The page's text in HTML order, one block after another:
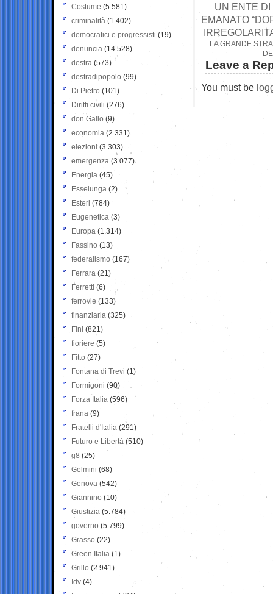
UN ENTE DI
EMANATO
LA GRANDE
Leave a
You must be
Costume (5.581)
criminalità (1.402)
democratici e progressisti (19)
denuncia (14.528)
destra (573)
destradipopolo (99)
Di Pietro (101)
Diritti civili (276)
don Gallo (9)
economia (2.331)
elezioni (3.303)
emergenza (3.077)
Energia (45)
Esselunga (2)
Esteri (784)
Eugenetica (3)
Europa (1.314)
Fassino (13)
federalismo (167)
Ferrara (21)
Ferretti (6)
ferrovie (133)
finanziaria (325)
Fini (821)
fioriere (5)
Fitto (27)
Fontana di Trevi (1)
Formigoni (90)
Forza Italia (596)
frana (9)
Fratelli d'Italia (291)
Futuro e Libertà (510)
g8 (25)
Gelmini (68)
Genova (542)
Giannino (10)
Giustizia (5.784)
governo (5.799)
Grasso (22)
Green Italia (1)
Grillo (2.941)
Idv (4)